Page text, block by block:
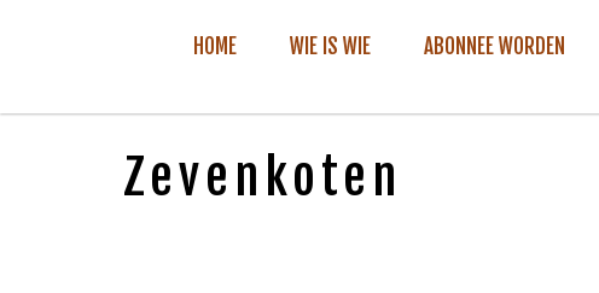
HOME WIE IS WIE ABONNEE WORDEN
Zevenkoten